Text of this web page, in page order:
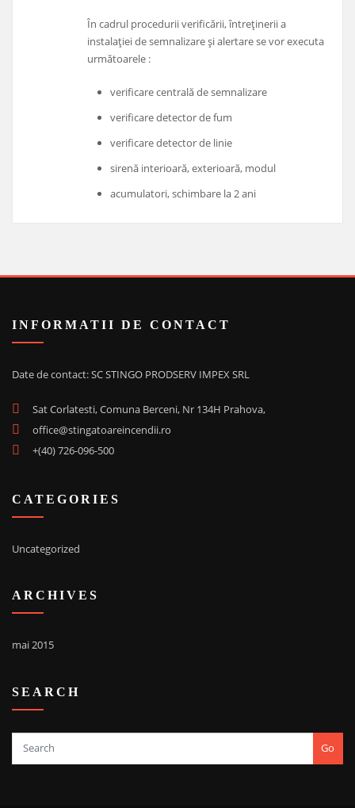
În cadrul procedurii verificării, întreţinerii a
instalației de semnalizare şi alertare se vor executa
următoarele :
verificare centrală de semnalizare
verificare detector de fum
verificare detector de linie
sirenă interioară, exterioară, modul
acumulatori, schimbare la 2 ani
INFORMATII DE CONTACT
Date de contact: SC STINGO PRODSERV IMPEX SRL
Sat Corlatesti, Comuna Berceni, Nr 134H Prahova,
office@stingatoareincendii.ro
+(40) 726-096-500
CATEGORIES
Uncategorized
ARCHIVES
mai 2015
SEARCH
Go